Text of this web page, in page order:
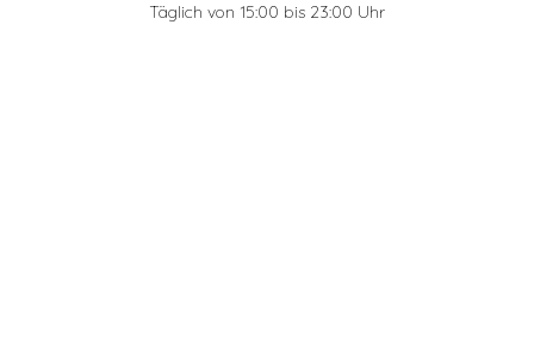
Täglich von 15:00 bis 23:00 Uhr